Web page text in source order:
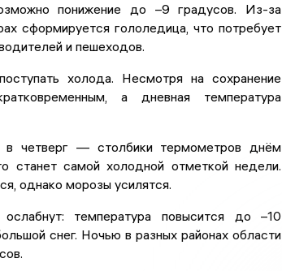
понижение до –9 градусов. Из-за
сформируется гололедица, что потребует
и пешеходов.
холода. Несмотря на сохранение
а дневная температура
в четверг — столбики термометров днём
станет самой холодной отметкой недели.
однако морозы усилятся.
температура повысится до –10
снег. Ночью в разных районах области